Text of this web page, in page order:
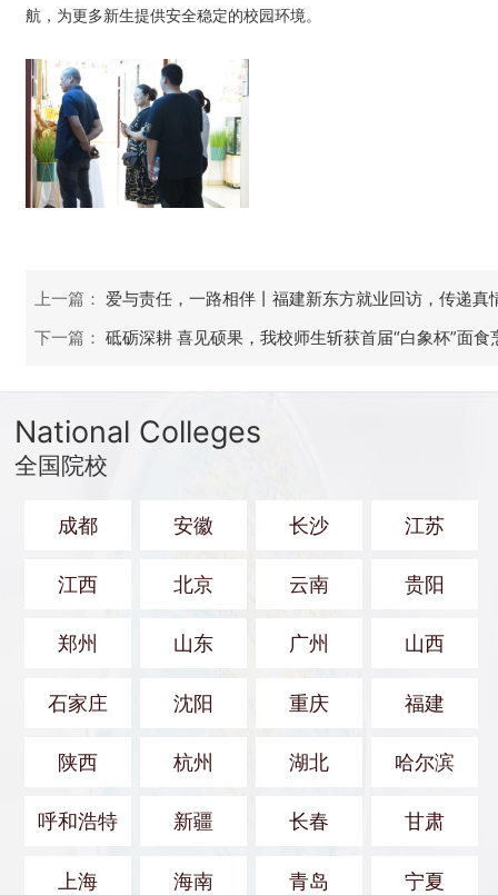
航，为更多新生提供安全稳定的校园环境。
上一篇： 爱与责任，一路相伴丨福建新东方就业回访，传递真
下一篇： 砥砺深耕 喜见硕果，我校师生斩获首届“白象杯”面食
National Colleges
全国院校
成都 安徽 长沙 江苏
江西 北京 云南 贵阳
郑州 山东 广州 山西
石家庄 沈阳 重庆 福建
陕西 杭州 湖北 哈尔滨
呼和浩特 新疆 长春 甘肃
上海 海南 青岛 宁夏